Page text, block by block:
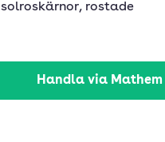
solroskärnor, rostade
Handla via Mathem